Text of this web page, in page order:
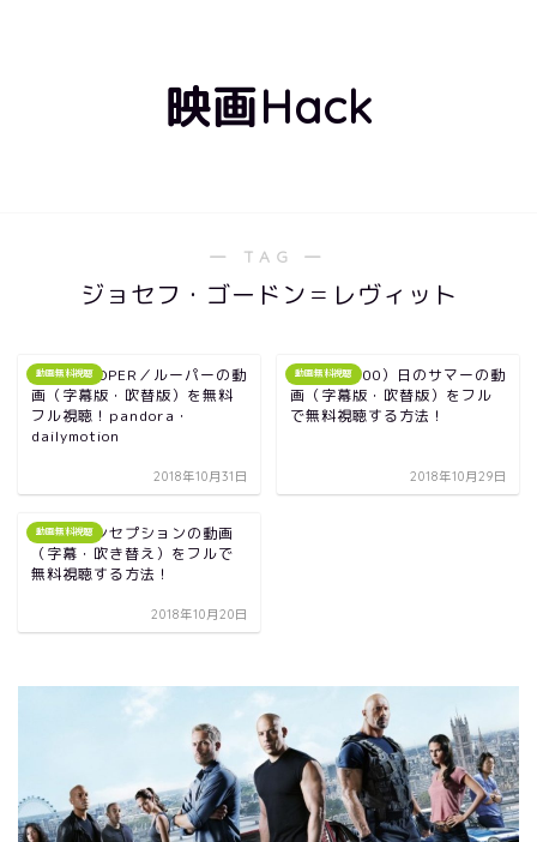
映画Hack
― TAG ―
ジョセフ・ゴードン＝レヴィット
動画無料視聴
映画｜LOOPER／ルーパーの動
画（字幕版・吹替版）を無料
フル視聴！pandora・
dailymotion
2018年10月31日
動画無料視聴
映画｜（500）日のサマーの動
画（字幕版・吹替版）をフル
で無料視聴する方法！
2018年10月29日
動画無料視聴
映画｜インセプションの動画
（字幕・吹き替え）をフルで
無料視聴する方法！
2018年10月20日